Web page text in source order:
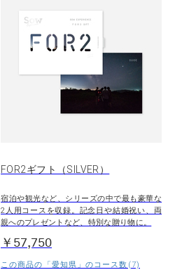
FOR2ギフト（SILVER）
宿泊や観光など、シリーズの中で最も豪華な
2人用コースを収録。記念日や結婚祝い、両
親へのプレゼントなど、特別な贈り物に。
￥57,750
この商品の「愛知県」のコース数(7)